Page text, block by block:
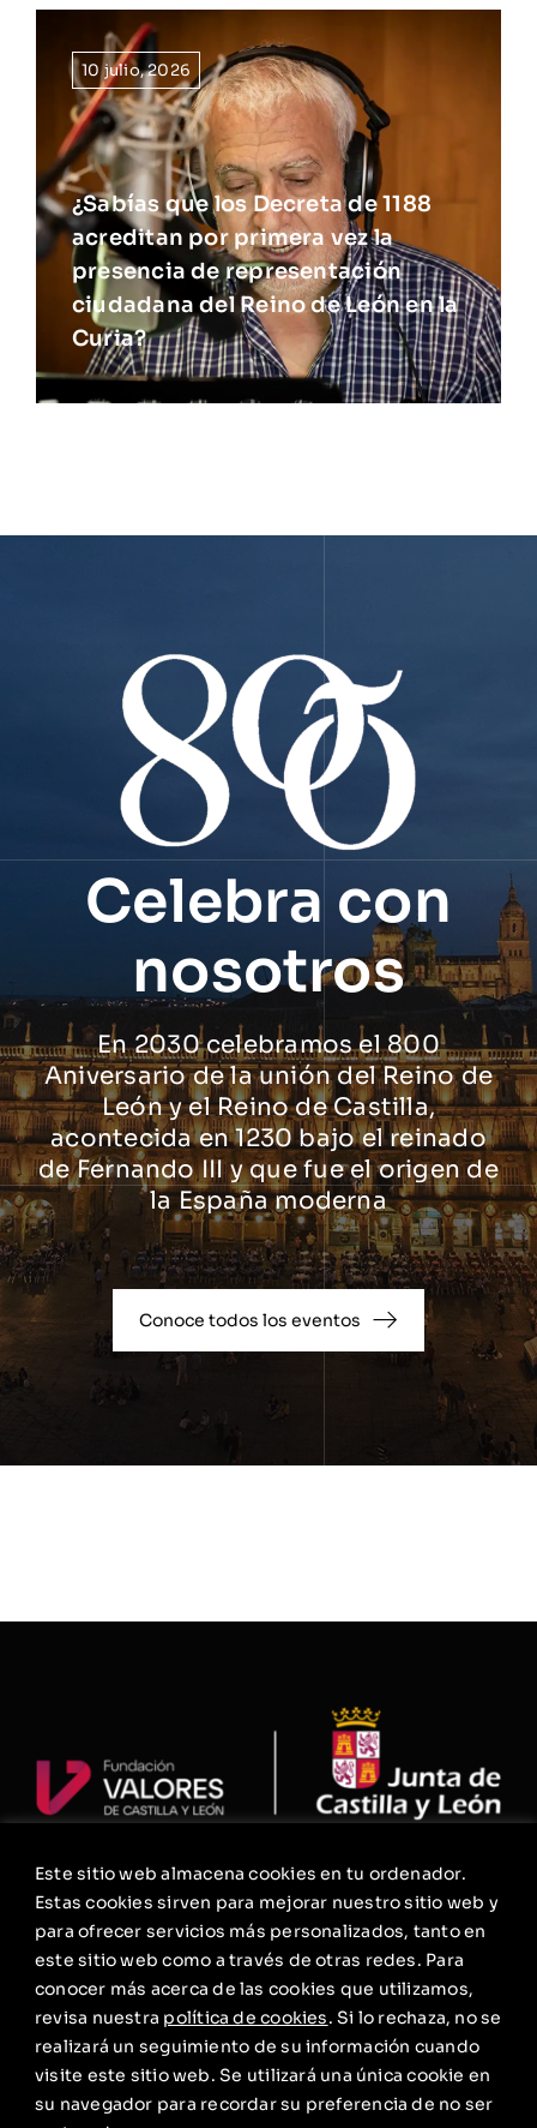
Este sitio web almacena cookies en tu ordenador.
Estas cookies sirven para mejorar nuestro sitio web y
para ofrecer servicios más personalizados, tanto en
este sitio web como a través de otras redes. Para
conocer más acerca de las cookies que utilizamos,
revisa nuestra política de cookies. Si lo rechaza, no se
realizará un seguimiento de su información cuando
visite este sitio web. Se utilizará una única cookie en
su navegador para recordar su preferencia de no ser
10 julio, 2026
¿Sabías que los Decreta de 1188
acreditan por primera vez la
presencia de representación
ciudadana del Reino de León en la
Curia?
Celebra con
nosotros
En 2030 celebramos el 800
Aniversario de la unión del Reino de
León y el Reino de Castilla,
acontecida en 1230 bajo el reinado
de Fernando III y que fue el origen de
la España moderna
Conoce todos los eventos
La Fundación
Agenda
Política de privacidad
Aviso Legal. Condiciones Generales de Uso
Política de cookies